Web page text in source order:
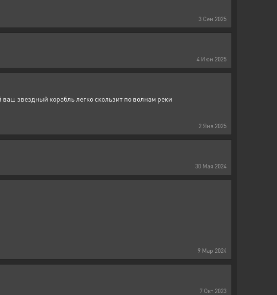
3 Сен 2025
4 Июн 2025
2 Янв 2025
звездный корабль легко скользит по волнам реки
30 Мая 2024
9 Мар 2024
7 Окт 2023